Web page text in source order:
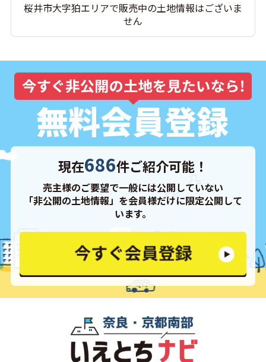
桜井市大字狛エリアで販売中の土地情報はございま
せん
現在686件ご紹介可能！
売主様のご要望で一般には公開していない
「非公開の土地情報」を会員様だけに限定公開して
います。